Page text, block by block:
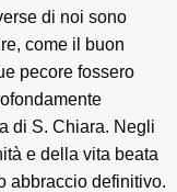
di noi sono
come il buon
pecore fossero
di S. Chiara. Negli
e della vita beata
abbraccio definitivo.